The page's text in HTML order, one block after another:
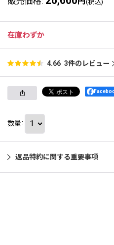
(税込)
在庫わずか
4.66 3件のレビュー
数量:
返品特約に関する重要事項